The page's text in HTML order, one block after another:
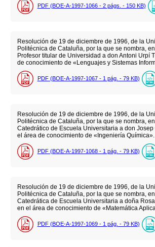
PDF (BOE-A-1997-1066 - 2 págs. - 150 KB)
Resolución de 19 de diciembre de 1996, de la
Politécnica de Cataluña, por la que se nombra,
Profesor titular de Universidad a don Antoni Urpí
de conocimiento de «Lenguajes y Sistemas
PDF (BOE-A-1997-1067 - 1 pág. - 79 KB)
Resolución de 19 de diciembre de 1996, de la
Politécnica de Cataluña, por la que se nombra,
Catedrático de Escuela Universitaria a don
el área de conocimiento de «Ingeniería Química».
PDF (BOE-A-1997-1068 - 1 pág. - 79 KB)
Resolución de 19 de diciembre de 1996, de la
Politécnica de Cataluña, por la que se nombra,
Catedrática de Escuela Universitaria a doña
en el área de conocimiento de «Matemática
PDF (BOE-A-1997-1069 - 1 pág. - 79 KB)